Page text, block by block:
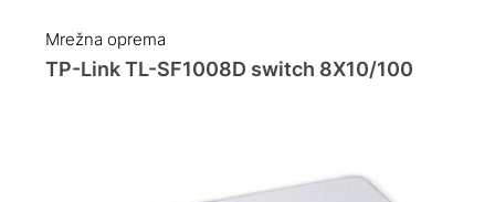
Mrežna oprema
TP-Link TL-SF1008D switch 8X10/100